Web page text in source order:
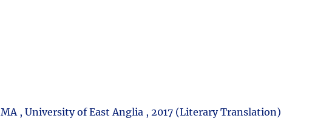
MA , University of East Anglia , 2017 (Literary Translation)